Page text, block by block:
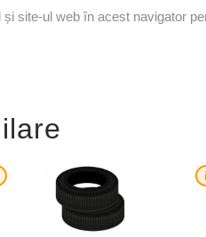
site-ul web în acest navigator
i